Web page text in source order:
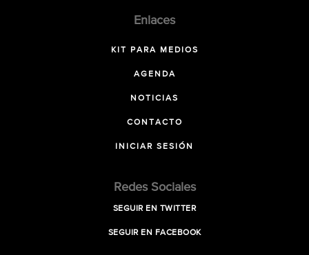
Enlaces
KIT PARA MEDIOS
AGENDA
NOTICIAS
CONTACTO
INICIAR SESIÓN
Redes Sociales
SEGUIR EN TWITTER
SEGUIR EN FACEBOOK